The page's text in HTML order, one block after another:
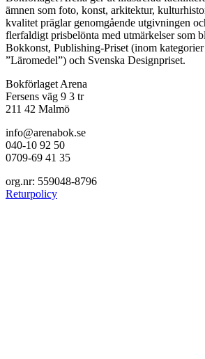
ämnen som foto, konst, arkitektur,
kvalitet präglar genomgående utgivningen
flerfaldigt prisbelönta med utmärkelser som
Bokkonst, Publishing-Priset (inom
”Läromedel”) och Svenska Designpriset.
Bokförlaget Arena
Fersens väg 9 3 tr
211 42 Malmö
info@arenabok.se
040-10 92 50
0709-69 41 35
org.nr: 559048-8796
Returpolicy